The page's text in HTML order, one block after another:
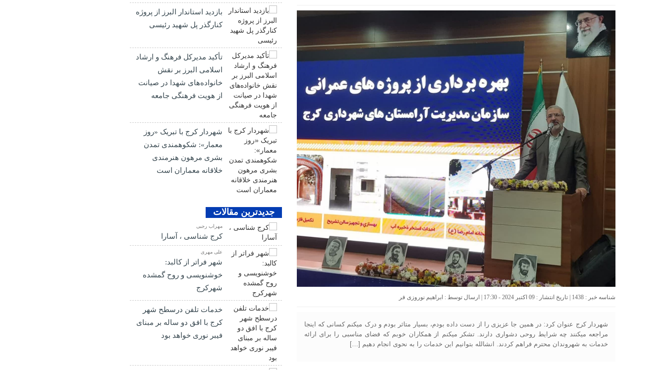
شناسه خبر : 1438 | تاریخ انتشار : 09 اکتبر 2024 - 17:30 | ارسال توسط : ابراهیم نوروزی فر
شهردار کرج عنوان کرد: در همین جا عزیزی را از دست داده بودم، بسیار متاثر بودم و درک میکنم کسانی که اینجا
مراجعه میکنند چه شرایط روحی دشواری دارند. تشکر میکنم از همکاران خوبم که فضای مناسبی را برای ارائه
خدمات به شهروندان محترم فراهم کردند. انشالله بتوانیم این خدمات را به نحوی انجام دهیم […]
بازدید استاندار البرز از پروژه
کنارگذر پل شهید رئیسی
تأکید مدیرکل فرهنگ و ارشاد
اسلامی البرز بر نقش
خانواده‌های شهدا در صیانت
از هویت فرهنگی جامعه
شهردار کرج با تبریک «روز
معمار»: شکوهمندی تمدن
بشری مرهون هنرمندی
خلاقانه معماران است
جدیدترین مقالات
مهراب رجبی
کرج شناسی ، آسارا
علی مهری
شهر فراتر از کالبد:
خوشنویسی و روح گمشده
شهرکرج
خدمات تلفن درسطح شهر
کرج با افق دو ساله بر مبنای
فیبر نوری خواهد بود